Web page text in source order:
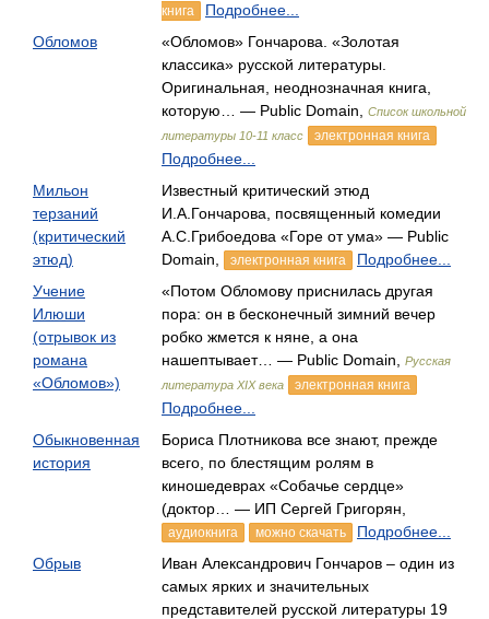
книга
Подробнее...
Обломов
«Обломов» Гончарова. «Золотая
классика» русской литературы.
Оригинальная, неоднозначная книга,
которую… — Public Domain,
Список школьной
литературы 10-11 класс
электронная книга
Подробнее...
Мильон
терзаний
(критический
этюд)
Известный критический этюд
И.А.Гончарова, посвященный комедии
А.С.Грибоедова «Горе от ума» — Public
Domain,
электронная книга
Подробнее...
Учение
Илюши
(отрывок из
романа
«Обломов»)
«Потом Обломову приснилась другая
пора: он в бесконечный зимний вечер
робко жмется к няне, а она
нашептывает… — Public Domain,
Русская
литература XIX века
электронная книга
Подробнее...
Обыкновенная
история
Бориса Плотникова все знают, прежде
всего, по блестящим ролям в
киношедеврах «Собачье сердце»
(доктор… — ИП Сергей Григорян,
аудиокнига можно скачать
Подробнее...
Обрыв
Иван Александрович Гончаров – один из
самых ярких и значительных
представителей русской литературы 19